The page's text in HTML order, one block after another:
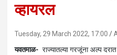
व्हायरल
Tuesday, 29 March 2022, 17:00
यवतमाळ- राज्यातल्या गरजूंना अल्प